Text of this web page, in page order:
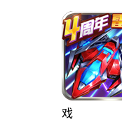
戏